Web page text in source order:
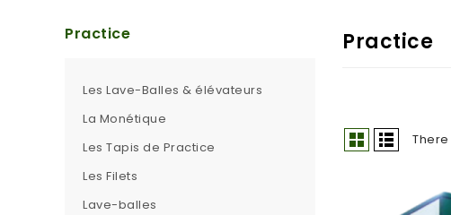
Practice
Les Lave-Balles & élévateurs
La Monétique
Les Tapis de Practice
Les Filets
Lave-balles
Practice